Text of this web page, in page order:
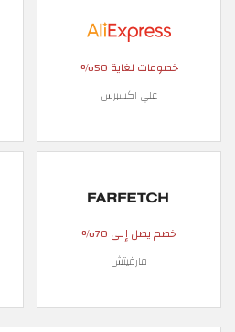
خصومات لغاية 50%
علي اكسبرس
خصم يصل إلى 70%
فارفيتش